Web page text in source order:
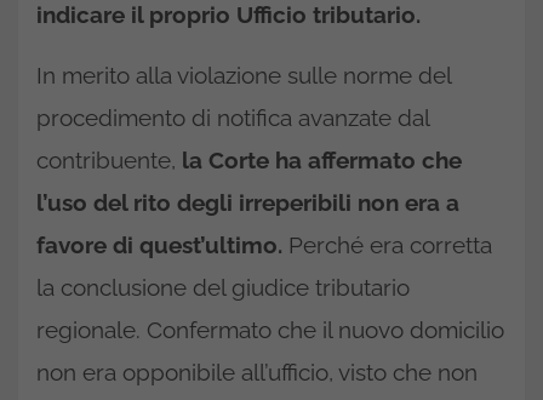
indicare il proprio Ufficio tributario.
In merito alla violazione sulle norme del
procedimento di notifica avanzate dal
contribuente, la Corte ha affermato che
l’uso del rito degli irreperibili non era a
favore di quest’ultimo. Perché era corretta
la conclusione del giudice tributario
regionale. Confermato che il nuovo domicilio
non era opponibile all’ufficio, visto che non